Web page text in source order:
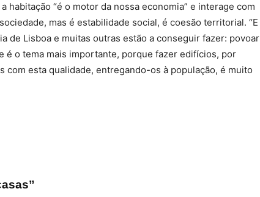
habitação “é o motor da nossa economia” e interage com
mas é estabilidade social, é coesão territorial. “E
de Lisboa e muitas outras estão a conseguir fazer: povoar
é o tema mais importante, porque fazer edifícios, por
com esta qualidade, entregando-os à população, é muito